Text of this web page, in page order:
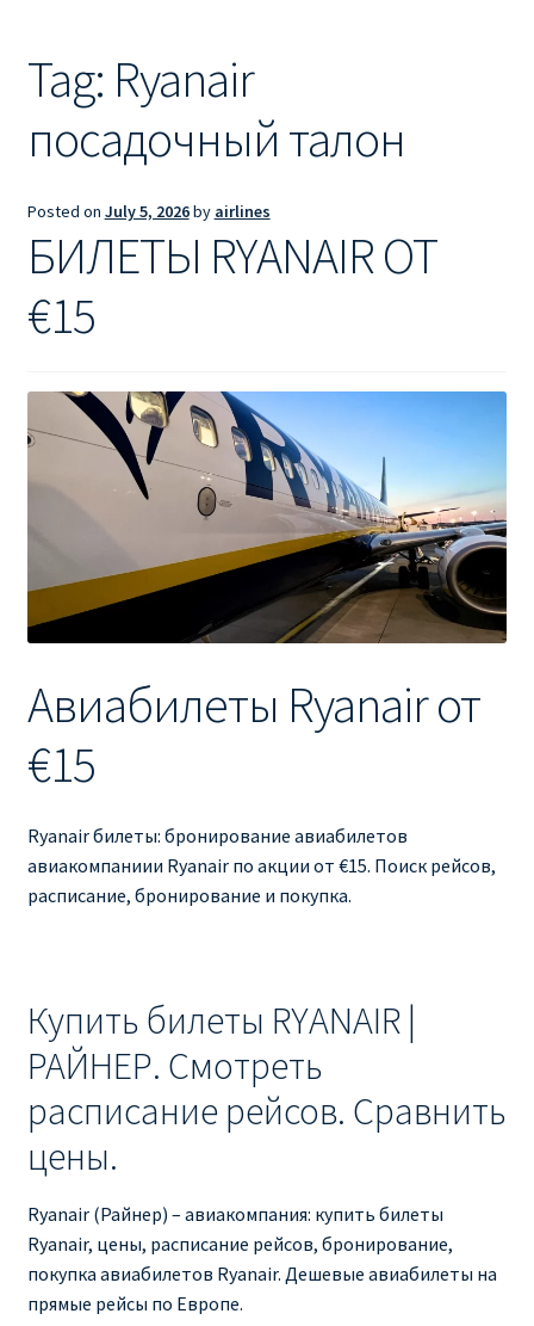
RYANAIR ИЗ РИГИ
Ryanair из Стокгольма
Ryanair из Тампере
RYANAIR ИЗ ЧЕХИИ | ПРАГА, ОСТРАВА, ПАРДУБИЦЕ,
Ryanair изменение имени
Ryanair изменения
Ryanair изменить фамилию
Ryanair направления, акции
Ryanair пересадки
RYANAIR ПОДГОРИЦА, ЧЕРНОГОРИЯ
Ryanair Польша
RYANAIR ПОРТУГАЛИЯ
RYANAIR ПОСАДОЧНЫЙ ТАЛОН – BOARDING PASS
Tag: Ryanair
посадочный талон
Posted on July 5, 2026by airlines
БИЛЕТЫ RYANAIR ОТ
€15
Авиабилеты Ryanair от
€15
Ryanair билеты: бронирование авиабилетов
авиакомпаниии Ryanair по акции от €15. Поиск рейсов,
расписание, бронирование и покупка.
Купить билеты RYANAIR |
РАЙНЕР. Смотреть
расписание рейсов. Сравнить
цены.
Ryanair (Райнер) – авиакомпания: купить билеты
Ryanair, цены, расписание рейсов, бронирование,
покупка авиабилетов Ryanair. Дешевые авиабилеты на
прямые рейсы по Европе.